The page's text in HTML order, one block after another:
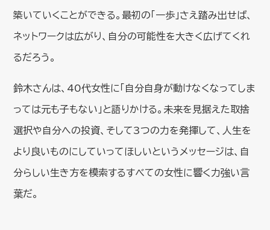
築いていくことができる。最初の「一歩」さえ踏み出せば、
ネットワークは広がり、自分の可能性を大きく広げてくれ
るだろう。
鈴木さんは、40代女性に「自分自身が動けなくなってしま
っては元も子もない」と語りかける。未来を見据えた取捨
選択や自分への投資、そして3つの力を発揮して、人生を
より良いものにしていってほしいというメッセージは、自
分らしい生き方を模索するすべての女性に響く力強い言
葉だ。